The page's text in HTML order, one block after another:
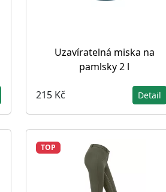
Uzavíratelná miska na
pamlsky 2 l
215 Kč Detail
TOP